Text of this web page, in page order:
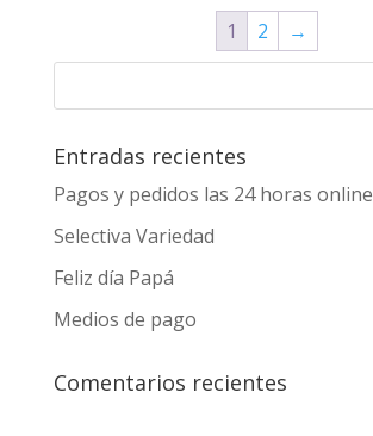
1 2 →
Entradas recientes
Pagos y pedidos las 24 horas online
Selectiva Variedad
Feliz día Papá
Medios de pago
Comentarios recientes